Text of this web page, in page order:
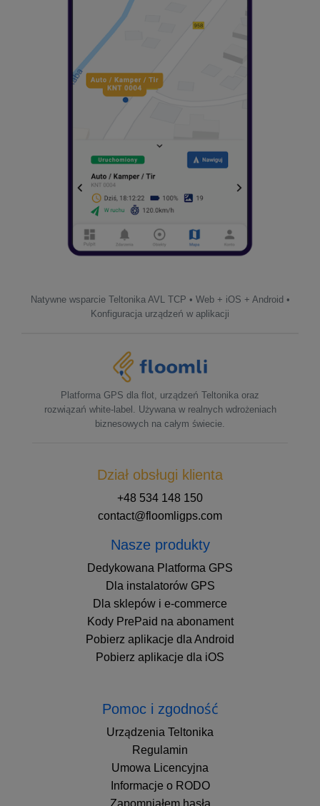
Natywne wsparcie Teltonika AVL TCP • Web + iOS + Android •
Konfiguracja urządzeń w aplikacji
Platforma GPS dla flot, urządzeń Teltonika oraz
rozwiązań white-label. Używana w realnych wdrożeniach
biznesowych na całym świecie.
Dział obsługi klienta
+48 534 148 150
contact@floomligps.com
Nasze produkty
Dedykowana Platforma GPS
Dla instalatorów GPS
Dla sklepów i e-commerce
Kody PrePaid na abonament
Pobierz aplikacje dla Android
Pobierz aplikacje dla iOS
Pomoc i zgodność
Urządzenia Teltonika
Regulamin
Umowa Licencyjna
Informacje o RODO
Zapomniałem hasła